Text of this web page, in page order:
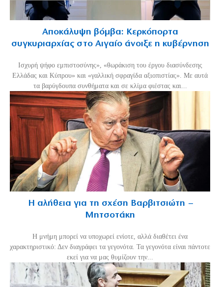
Αποκάλυψη βόμβα: Κερκόπορτα
συγκυριαρχίας στο Αιγαίο άνοιξε η κυβέρνηση
Ισχυρή ψήφο εμπιστοσύνης», «θωράκιση του έργου διασύνδεσης
Ελλάδας και Κύπρου» και «γαλλική σφραγίδα αξιοπιστίας». Με αυτά
τα βαρύγδουπα συνθήματα και σε κλίμα φιέστας και...
Η αλήθεια για τη σχέση Βαρβιτσιώτη –
Μητσοτάκη
H μνήμη μπορεί να υποχωρεί ενίοτε, αλλά διαθέτει ένα
χαρακτηριστικό: Δεν διαγράφει τα γεγονότα. Τα γεγονότα είναι πάντοτε
εκεί για να μας θυμίζουν την...